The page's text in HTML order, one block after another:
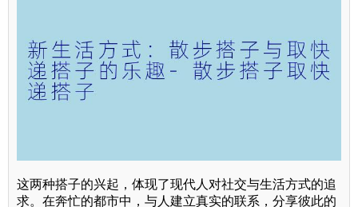
这两种搭子的兴起，体现了现代人对社交与生活方式的追
求。在奔忙的都市中，与人建立真实的联系，分享彼此的